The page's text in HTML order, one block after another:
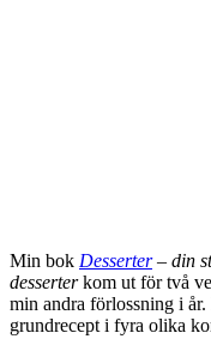
Min bok Desserter – din
desserterkom ut för två
min andra förlossning i
grundrecept i fyra olika